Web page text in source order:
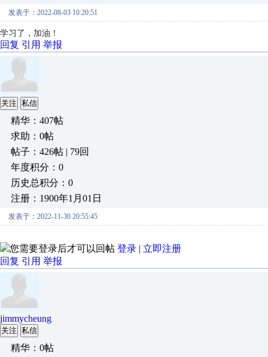
发表于：2022-08-03 10:20:51
学习了，加油！
回复 引用 举报
关注 私信
精华：407帖
求助：0帖
帖子：426帖 | 79回
年度积分：0
历史总积分：0
注册：1900年1月01日
发表于：2022-11-30 20:55:45
您需要登录后才可以回帖 登录 | 立即注册
回复 引用 举报
jimmycheung
关注 私信
精华：0帖